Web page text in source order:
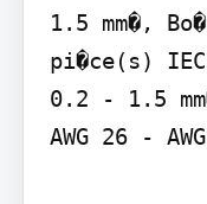
1.5 mm�,
pi�ce(s)
0.2 - 1.5
AWG 26 -